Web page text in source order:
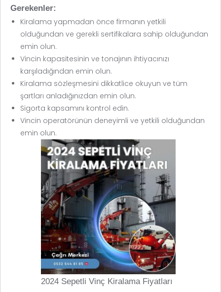
Gerekenler:
Kiralama yapmadan önce firmanın yetkili
olduğundan ve gerekli sertifikalara sahip olduğundan
emin olun.
Vincin kapasitesinin ve tonajının ihtiyacınızı
karşıladığından emin olun.
Kiralama sözleşmesini dikkatlice okuyun ve tüm
şartları anladığınızdan emin olun.
Sigorta kapsamını kontrol edin.
Vincin operatörünün deneyimli ve yetkili olduğundan
emin olun.
2024 Sepetli Vinç Kiralama Fiyatları